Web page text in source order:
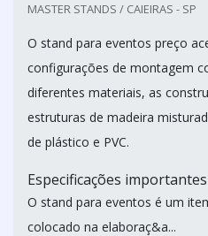
MASTER STANDS / CAIEIRAS - SP
O stand para eventos preço
configurações de montagem
diferentes materiais, as
estruturas de madeira
de plástico e PVC.
Especificações
O stand para eventos é um
colocado na elaboraç&a...